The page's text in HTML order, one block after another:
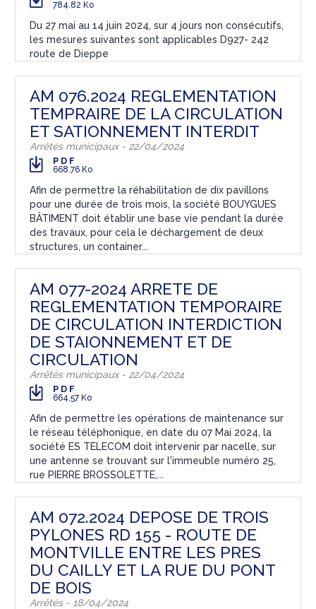
784.82 Ko
Du 27 mai au 14 juin 2024, sur 4 jours non consécutifs,
les mesures suivantes sont applicables D927- 242
route de Dieppe
AM 076.2024 REGLEMENTATION
TEMPRAIRE DE LA CIRCULATION
ET SATIONNEMENT INTERDIT
Arrêtés municipaux - 22/04/2024
PDF
668.76 Ko
Afin de permettre la réhabilitation de dix pavillons
pour une durée de trois mois, la société BOUYGUES
BÂTIMENT doit établir une base vie pendant la durée
des travaux, pour cela le déchargement de deux
structures, un container...
AM 077-2024 ARRETE DE
REGLEMENTATION TEMPORAIRE
DE CIRCULATION INTERDICTION
DE STAIONNEMENT ET DE
CIRCULATION
Arrêtés municipaux - 22/04/2024
PDF
664.57 Ko
Afin de permettre les opérations de maintenance sur
le réseau téléphonique, en date du 07 Mai 2024, la
société ES TELECOM doit intervenir par nacelle, sur
une antenne se trouvant sur l'immeuble numéro 25,
rue PIERRE BROSSOLETTE,...
AM 072.2024 DEPOSE DE TROIS
PYLONES RD 155 - ROUTE DE
MONTVILLE ENTRE LES PRES
DU CAILLY ET LA RUE DU PONT
DE BOIS
Arrêtés - 18/04/2024